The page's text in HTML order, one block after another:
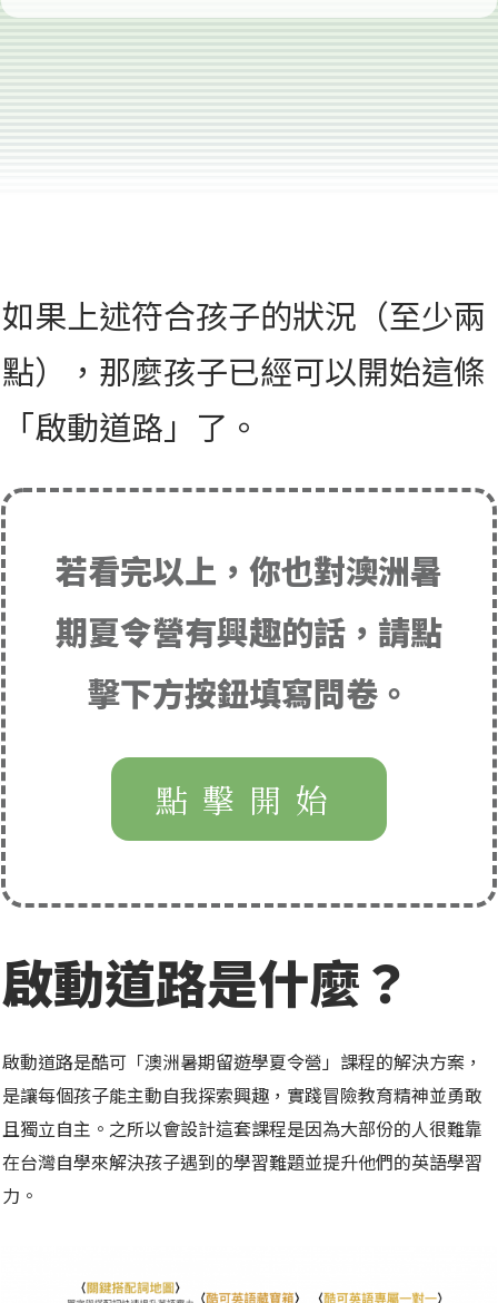
如果上述符合孩子的狀況（至少兩
點），那麼孩子已經可以開始這條
「啟動道路」了。
若看完以上，你也對澳洲暑
期夏令營有興趣的話，請點
擊下方按鈕填寫問卷。
點擊開始
啟動道路是什麼？
啟動道路是酷可「澳洲暑期留遊學夏令營」課程的解決方案，
是讓每個孩子能主動自我探索興趣，實踐冒險教育精神並勇敢
且獨立自主。之所以會設計這套課程是因為大部份的人很難靠
在台灣自學來解決孩子遇到的學習難題並提升他們的英語學習
力。